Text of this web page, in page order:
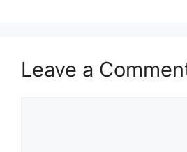
Leave a